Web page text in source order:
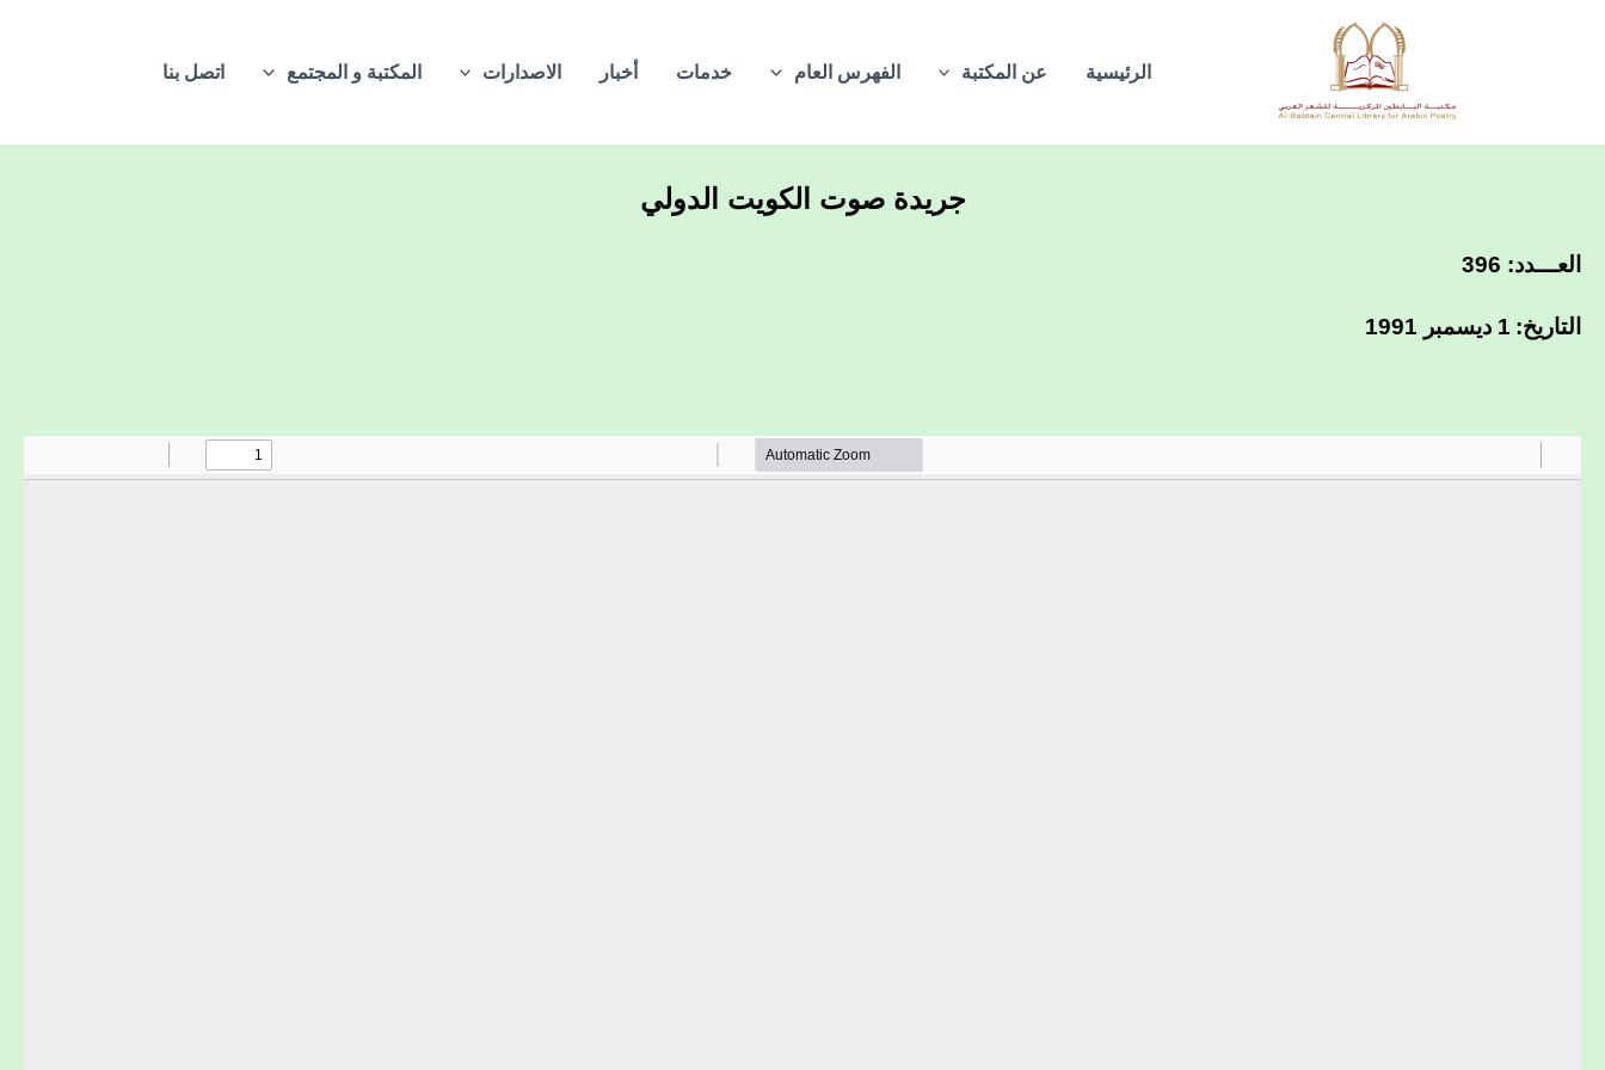
الرئيسية عن المكتبة الفهرس العام خدمات أخبار الاصدارات المكتبة و المجتمع اتصل بنا
جريدة صوت الكويت الدولي
العـــدد: 396
التاريخ: 1 ديسمبر 1991